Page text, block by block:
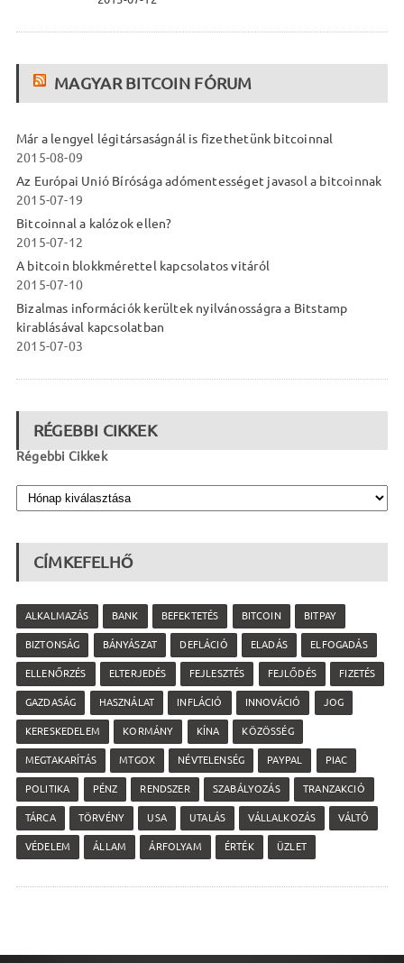
MAGYAR BITCOIN FÓRUM
Már a lengyel légitársaságnál is fizethetünk bitcoinnal
2015-08-09
Az Európai Unió Bírósága adómentességet javasol a bitcoinnak
2015-07-19
Bitcoinnal a kalózok ellen?
2015-07-12
A bitcoin blokkmérettel kapcsolatos vitáról
2015-07-10
Bizalmas információk kerültek nyilvánosságra a Bitstamp
kirablásával kapcsolatban
2015-07-03
RÉGEBBI CIKKEK
Régebbi Cikkek
CÍMKEFELHŐ
ALKALMAZÁS BANK BEFEKTETÉS BITCOIN BITPAY
BIZTONSÁG BÁNYÁSZAT DEFLÁCIÓ ELADÁS ELFOGADÁS
ELLENŐRZÉS ELTERJEDÉS FEJLESZTÉS FEJLŐDÉS FIZETÉS
GAZDASÁG HASZNÁLAT INFLÁCIÓ INNOVÁCIÓ JOG
KERESKEDELEM KORMÁNY KÍNA KÖZÖSSÉG
MEGTAKARÍTÁS MTGOX NÉVTELENSÉG PAYPAL PIAC
POLITIKA PÉNZ RENDSZER SZABÁLYOZÁS TRANZAKCIÓ
TÁRCA TÖRVÉNY USA UTALÁS VÁLLALKOZÁS VÁLTÓ
VÉDELEM ÁLLAM ÁRFOLYAM ÉRTÉK ÜZLET